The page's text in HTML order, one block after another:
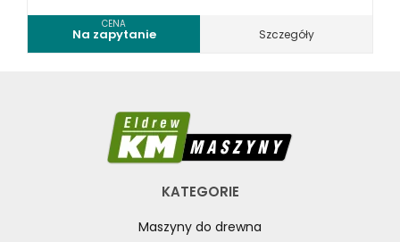
CENA
Na zapytanie Szczegóły
KATEGORIE
Maszyny do drewna